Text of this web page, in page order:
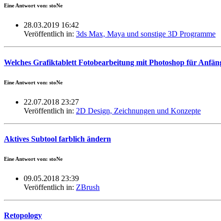
Eine Antwort von: stoNe
28.03.2019 16:42
Veröffentlich in: 3ds Max, Maya und sonstige 3D Programme
Welches Grafiktablett Fotobearbeitung mit Photoshop für
Eine Antwort von: stoNe
22.07.2018 23:27
Veröffentlich in: 2D Design, Zeichnungen und Konzepte
Aktives Subtool farblich ändern
Eine Antwort von: stoNe
09.05.2018 23:39
Veröffentlich in: ZBrush
Retopology